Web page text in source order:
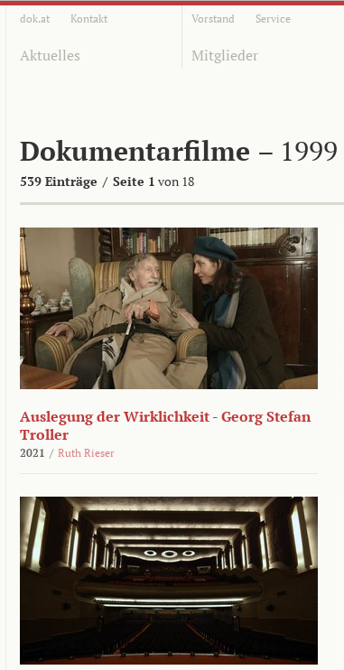
dok.at Kontakt Vorstand Service
Aktuelles Mitglieder
Dokumentarfilme – 1999
539 Einträge / Seite 1 von 18
Auslegung der Wirklichkeit - Georg Stefan
Troller
2021 / Ruth Rieser